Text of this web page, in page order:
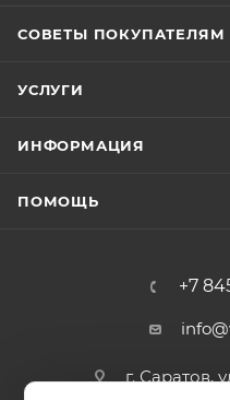
СОВЕТЫ ПОКУПАТЕЛЯМ
УСЛУГИ
ИНФОРМАЦИЯ
ПОМОЩЬ
+7
г. Саратов,